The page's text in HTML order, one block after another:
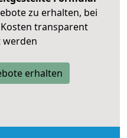
zu erhalten, bei
transparent
erhalten